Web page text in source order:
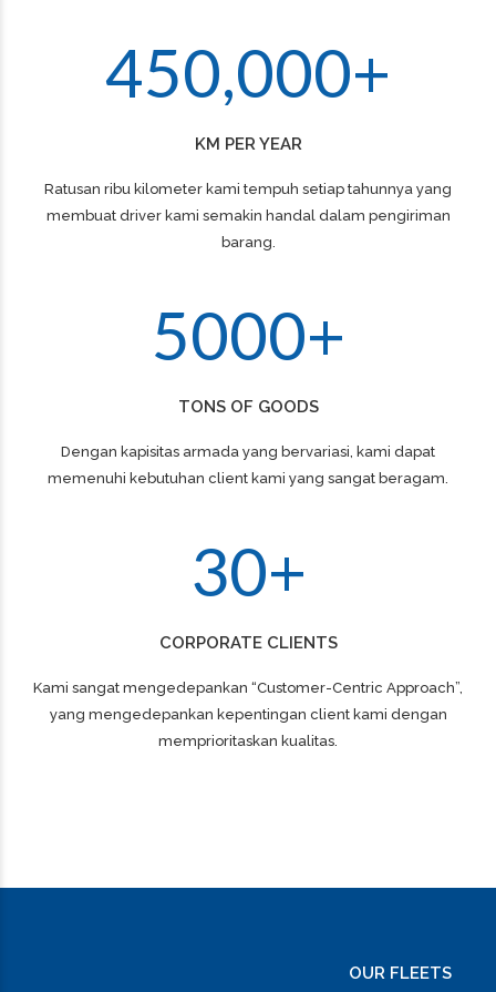
450,000+
KM PER YEAR
Ratusan ribu kilometer kami tempuh setiap tahunnya yang
membuat driver kami semakin handal dalam pengiriman
barang.
1
3
5
6
7
8
9
0
6
7
8
9
0
6
7
8
9
0+
TONS OF GOODS
Dengan kapisitas armada yang bervariasi, kami dapat
memenuhi kebutuhan client kami yang sangat beragam.
0
1
2
3
2
3
4
5
6
7
8
9
0+
CORPORATE CLIENTS
Kami sangat mengedepankan “Customer-Centric Approach”,
yang mengedepankan kepentingan client kami dengan
memprioritaskan kualitas.
OUR FLEETS